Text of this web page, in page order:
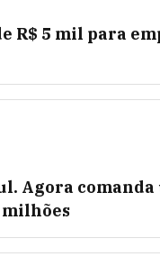
R$ 5 mil para
Agora comanda
milhões